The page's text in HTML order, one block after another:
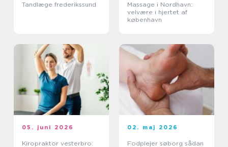
Tandlæge frederikssund
Massage i Nordhavn:
velvære i hjertet af
københavn
05. juni 2026
Kiropraktor vesterbro:
02. maj 2026
Fodplejer søborg sådan